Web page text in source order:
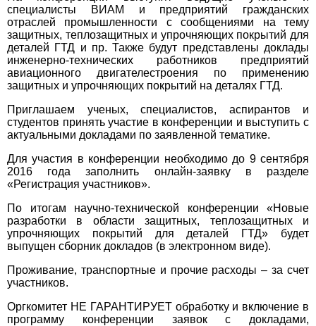
специалисты ВИАМ и предприятий гражданских
отраслей промышленности с сообщениями на тему
защитных, теплозащитных и упрочняющих покрытий для
деталей ГТД и пр. Также будут представлены доклады
инженерно-технических работников предприятий
авиационного двигателестроения по применению
защитных и упрочняющих покрытий на деталях ГТД.
Приглашаем ученых, специалистов, аспирантов и
студентов принять участие в конференции и выступить с
актуальными докладами по заявленной тематике.
Для участия в конференции необходимо до 9 сентября
2016 года заполнить онлайн-заявку в разделе
«Регистрация участников».
По итогам научно-технической конференции «Новые
разработки в области защитных, теплозащитных и
упрочняющих покрытий для деталей ГТД» будет
выпущен сборник докладов (в электронном виде).
Проживание, транспортные и прочие расходы – за счет
участников.
Оргкомитет НЕ ГАРАНТИРУЕТ обработку и включение в
программу конференции заявок с докладами,